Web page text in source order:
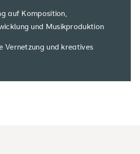
auf Komposition,
und Musikproduktion
Vernetzung und kreatives